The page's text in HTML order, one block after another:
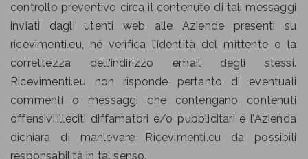
controllo preventivo circa il contenuto di tali messaggi
inviati dagli utenti web alle Aziende presenti su
ricevimenti.eu, né verifica l’identità del mittente o la
correttezza dell’indirizzo email degli stessi.
Ricevimenti.eu non risponde pertanto di eventuali
commenti o messaggi che contengano contenuti
offensivi,illeciti diffamatori e/o pubblicitari e l’Azienda
dichiara di manlevare Ricevimenti.eu da possibili
responsabilità in tal senso.